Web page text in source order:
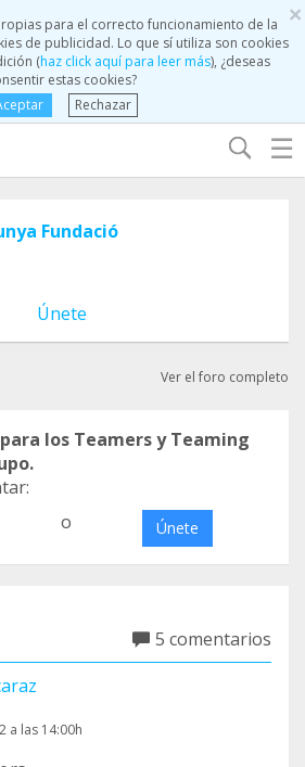
×
para el correcto funcionamiento de la
de publicidad. Lo que sí utiliza son cookies
(haz click aquí para leer más), ¿deseas
estas cookies?
Rechazar
☰
Fundació
Únete
Ver el foro completo
los Teamers y Teaming
o Únete
5 comentarios
a las 14:00h